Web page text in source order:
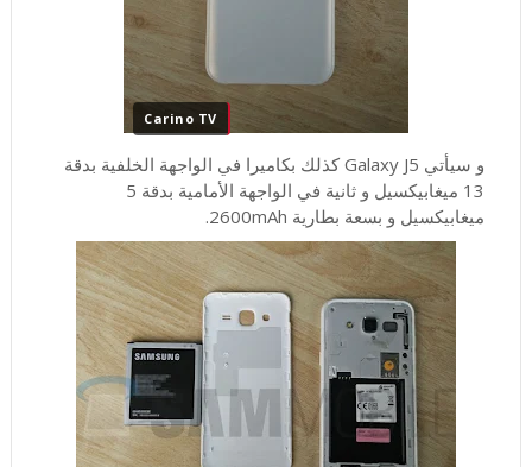
Carino TV
و سيأتي Galaxy J5 كذلك بكاميرا في الواجهة الخلفية بدقة
13 ميغابيكسيل و ثانية في الواجهة الأمامية بدقة 5
ميغابيكسيل و بسعة بطارية 2600mAh.